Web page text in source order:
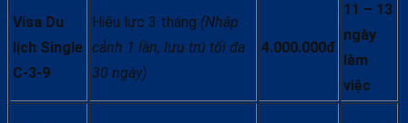
Visa Du
lịch Single
C-3-9
Hiệu lực 3 tháng (Nhập
cảnh 1 lần, lưu trú tối đa
30 ngày)
4.000.000đ
11 – 13
ngày
làm
việc